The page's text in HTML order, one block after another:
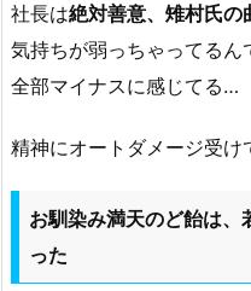
社長は絶対善意、雉村氏の
気持ちが弱っちゃってるん
全部マイナスに感じてる…
精神にオートダメージ受け
お馴染み満天のど飴は、
った